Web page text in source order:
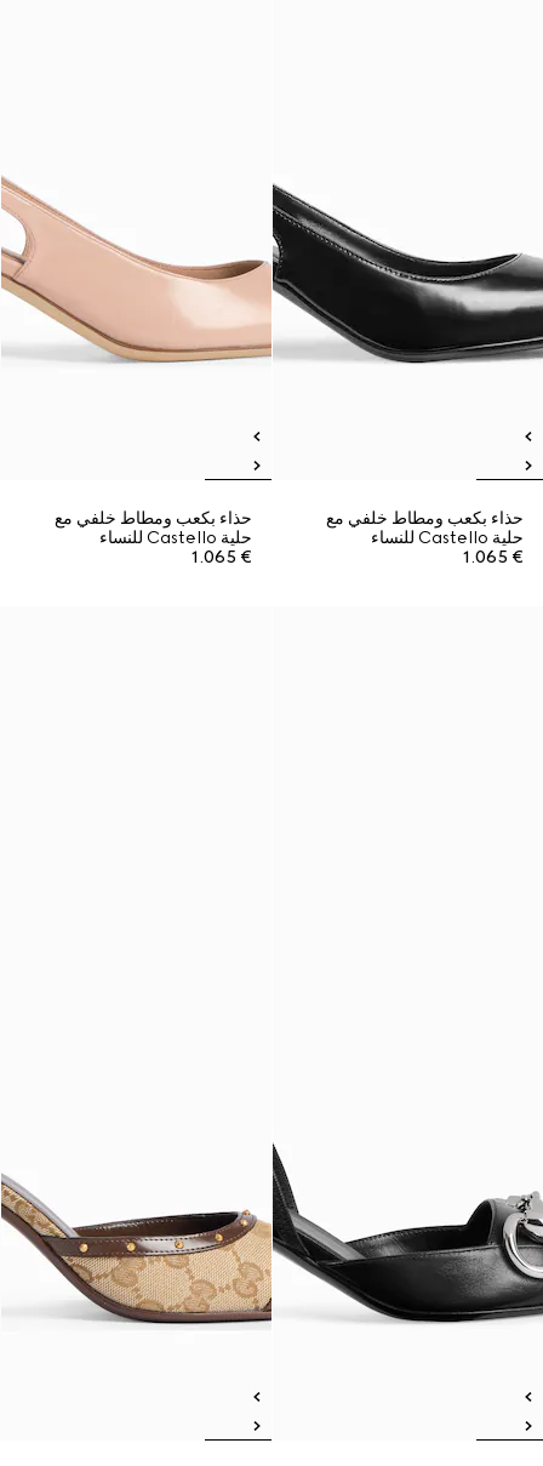
حذاء بكعب ومطاط خلفي مع
حلية Castello للنساء
€ 1.065
حذاء بكعب ومطاط خلفي مع
حلية Castello للنساء
€ 1.065